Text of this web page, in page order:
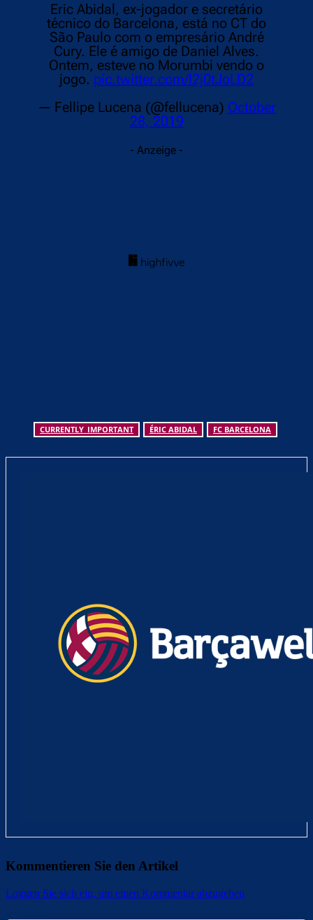
Eric Abidal, ex-jogador e secretário
técnico do Barcelona, está no CT do
São Paulo com o empresário André
Cury. Ele é amigo de Daniel Alves.
Ontem, esteve no Morumbi vendo o
jogo. pic.twitter.com/l2j0tJoLD2
— Fellipe Lucena (@fellucena) October
28, 2019
- Anzeige -
CURRENTLY_IMPORTANT ÉRIC ABIDAL FC BARCELONA
Kommentieren Sie den Artikel
Loggen Sie sich ein, um einen Kommentar abzugeben